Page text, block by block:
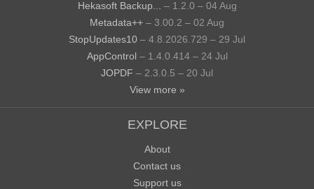
Hekasoft Backup...
– 1.2.0 – 04 Aug
Metadata++ – 3.00.2 – 02 Aug
StopUpdates10 – 4.8.2026.729 – 29 Jul
AppControl – 1.4.0.414 – 24 Jul
JOPDF – 2.3.0.5 – 20 Jul
View more »
EXPLORE
About
Contact us
Support us